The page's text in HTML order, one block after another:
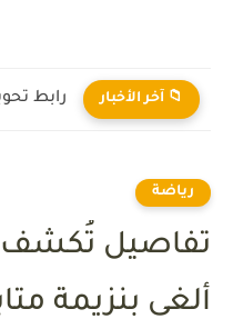
📁 آخر الأخبار
رياضة
تفاصيل تُكشف
ألغى بنزيمة